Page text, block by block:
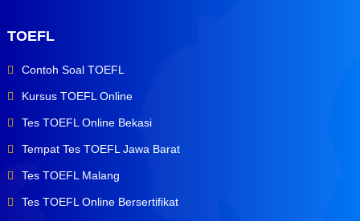
TOEFL
Contoh Soal TOEFL
Kursus TOEFL Online
Tes TOEFL Online Bekasi
Tempat Tes TOEFL Jawa Barat
Tes TOEFL Malang
Tes TOEFL Online Bersertifikat